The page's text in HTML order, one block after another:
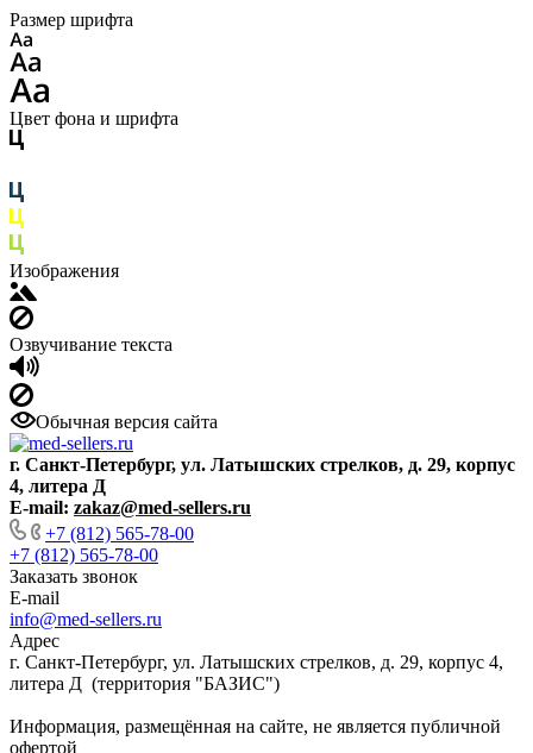
Размер шрифта
Цвет фона и шрифта
Изображения
Озвучивание текста
Обычная версия сайта
г. Санкт-Петербург, ул. Латышских стрелков, д. 29, корпус
4, литера Д
E-mail: zakaz@med-sellers.ru
+7 (812) 565-78-00
+7 (812) 565-78-00
Заказать звонок
E-mail
info@med-sellers.ru
Адрес
г. Санкт-Петербург, ул. Латышских стрелков, д. 29, корпус 4,
литера Д (территория "БАЗИС")
Информация, размещённая на сайте, не является публичной
офертой